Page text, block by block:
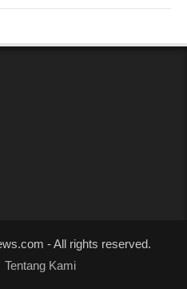
- All rights reserved.
Tentang Kami